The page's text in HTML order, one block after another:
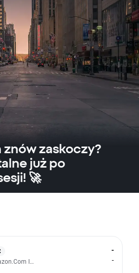
znów zaskoczy?
już po
🚀
Inc
-
-